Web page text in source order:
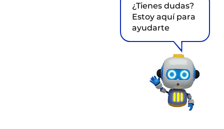
¿Tienes dudas?
Estoy aquí para
ayudarte